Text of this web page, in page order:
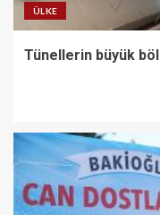
ÜLKE
Tünellerin büyük